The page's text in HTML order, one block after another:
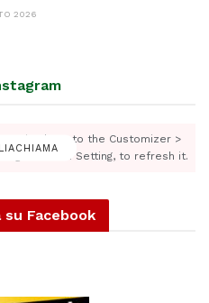
2026
expired, Go to the Customizer >
Feed Setting, to refresh it.
Facebook